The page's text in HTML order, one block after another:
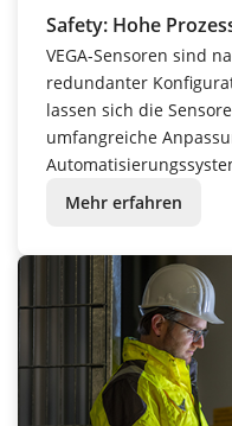
Safety: Hohe
VEGA-Sensoren sind
redundanter
lassen sich die
umfangreiche
Mehr erfahren